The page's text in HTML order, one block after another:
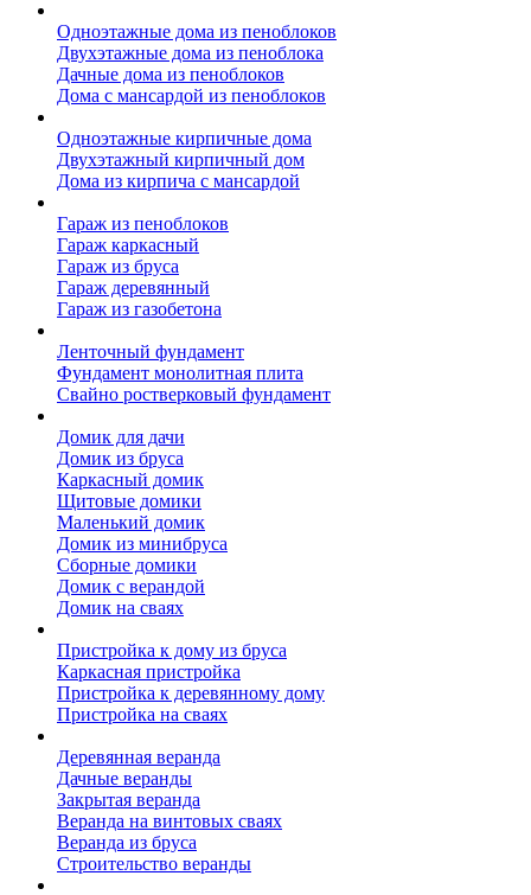
Одноэтажные дома из пеноблоков
Двухэтажные дома из пеноблока
Дачные дома из пеноблоков
Дома с мансардой из пеноблоков
Одноэтажные кирпичные дома
Двухэтажный кирпичный дом
Дома из кирпича с мансардой
Гараж из пеноблоков
Гараж каркасный
Гараж из бруса
Гараж деревянный
Гараж из газобетона
Ленточный фундамент
Фундамент монолитная плита
Свайно ростверковый фундамент
Домик для дачи
Домик из бруса
Каркасный домик
Щитовые домики
Маленький домик
Домик из минибруса
Сборные домики
Домик с верандой
Домик на сваях
Пристройка к дому из бруса
Каркасная пристройка
Пристройка к деревянному дому
Пристройка на сваях
Деревянная веранда
Дачные веранды
Закрытая веранда
Веранда на винтовых сваях
Веранда из бруса
Строительство веранды